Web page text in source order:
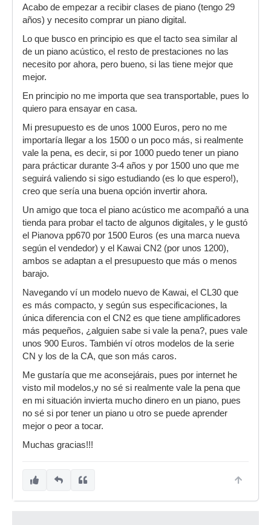
Acabo de empezar a recibir clases de piano (tengo 29
años) y necesito comprar un piano digital.
Lo que busco en principio es que el tacto sea similar al
de un piano acústico, el resto de prestaciones no las
necesito por ahora, pero bueno, si las tiene mejor que
mejor.
En principio no me importa que sea transportable, pues lo
quiero para ensayar en casa.
Mi presupuesto es de unos 1000 Euros, pero no me
importaría llegar a los 1500 o un poco más, si realmente
vale la pena, es decir, si por 1000 puedo tener un piano
para prácticar durante 3-4 años y por 1500 uno que me
seguirá valiendo si sigo estudiando (es lo que espero!),
creo que sería una buena opción invertir ahora.
Un amigo que toca el piano acústico me acompañó a una
tienda para probar el tacto de algunos digitales, y le gustó
el Pianova pp670 por 1500 Euros (es una marca nueva
según el vendedor) y el Kawai CN2 (por unos 1200),
ambos se adaptan a el presupuesto que más o menos
barajo.
Navegando ví un modelo nuevo de Kawai, el CL30 que
es más compacto, y según sus especificaciones, la
única diferencia con el CN2 es que tiene amplificadores
más pequeños, ¿alguien sabe si vale la pena?, pues vale
unos 900 Euros. También ví otros modelos de la serie
CN y los de la CA, que son más caros.
Me gustaría que me aconsejárais, pues por internet he
visto mil modelos,y no sé si realmente vale la pena que
en mi situación invierta mucho dinero en un piano, pues
no sé si por tener un piano u otro se puede aprender
mejor o peor a tocar.
Muchas gracias!!!